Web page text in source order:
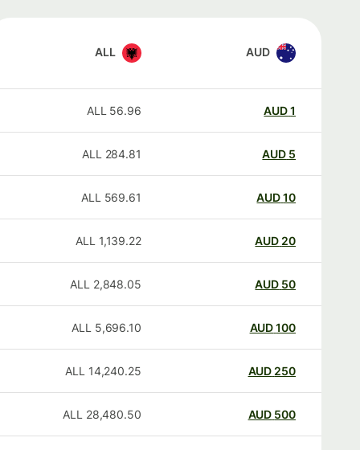
AUD
ALL
AUD
56.96
ALL
AUD
284.81
ALL
AUD
569.61
ALL
20
AUD
1,139.22
ALL
50
AUD
2,848.05
ALL
100
AUD
5,696.10
ALL
250
AUD
14,240.25
ALL
500
AUD
28,480.50
ALL